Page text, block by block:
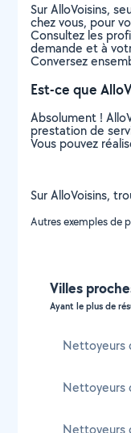
Sur AlloVoisins,
chez vous, pour
Consultez les
demande et à
Conversez
Est-ce que
Absolument !
prestation de
Vous pouvez
Sur AlloVoisins,
Autres exemples de
Villes
Ayant le plus de
Nettoyeurs
Nettoyeurs
Nettoyeurs